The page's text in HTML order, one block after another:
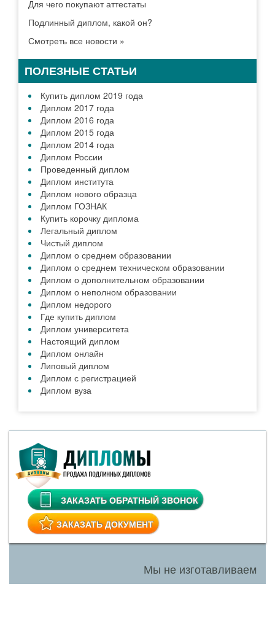
Для чего покупают аттестаты
Подлинный диплом, какой он?
Смотреть все новости »
ПОЛЕЗНЫЕ СТАТЬИ
Купить диплом 2019 года
Диплом 2017 года
Диплом 2016 года
Диплом 2015 года
Диплом 2014 года
Диплом России
Проведенный диплом
Диплом института
Диплом нового образца
Диплом ГОЗНАК
Купить корочку диплома
Легальный диплом
Чистый диплом
Диплом о среднем образовании
Диплом о среднем техническом образовании
Диплом о дополнительном образовании
Диплом о неполном образовании
Диплом недорого
Где купить диплом
Диплом университета
Настоящий диплом
Диплом онлайн
Липовый диплом
Диплом с регистрацией
Диплом вуза
ЗАКАЗАТЬ ОБРАТНЫЙ ЗВОНОК
ЗАКАЗАТЬ ДОКУМЕНТ
Мы не изготавливаем